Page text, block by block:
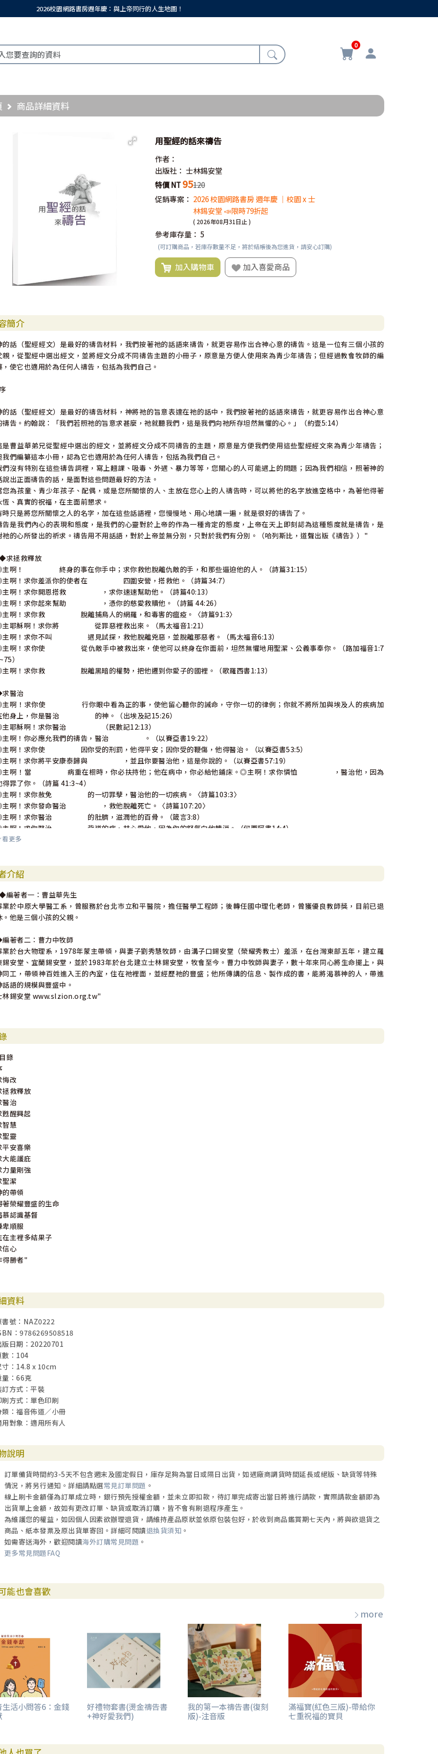
2026校園網路書房週年慶：與上帝同行的人生地圖！
0
商品詳細資料
用聖經的話來禱告
作者：
出版社： 士林錫安堂
特價 NT95120
促銷專案： 2026 校園網路書房 週年慶 ｜校園 x 士
林錫安堂 📣限時79折起
( 2026年08月31日止 )
參考庫存量： 5
(可訂購商品，若庫存數量不足，將於結帳後為您進貨，請安心訂購)
加入購物車 加入喜愛商品
簡介
的話（聖經經文）是最好的禱告材料，我們按著祂的話語來禱告，就更容易作出合神心意的禱告。這是一位有三個小孩的
親，從聖經中選出經文，並將經文分成不同禱告主題的小冊子，原意是方便人使用來為青少年禱告；但經過教會牧師的編
，使它也適用於為任何人禱告，包括為我們自己。
的話（聖經經文）是最好的禱告材料，神將祂的旨意表達在祂的話中，我們按著祂的話語來禱告，就更容易作出合神心意
禱告。約翰說：「我們若照祂的旨意求甚麼，祂就聽我們，這是我們向祂所存坦然無懼的心。」（約壹5:14）
是曹益華弟兄從聖經中選出的經文，並將經文分成不同禱告的主題，原意是方便我們使用這些聖經經文來為青少年禱告；
我們編纂這本小冊，認為它也適用於為任何人禱告，包括為我們自己。
們沒有特別在這些禱告詞裡，寫上翹課、吸毒、外遇、暴力等等，您關心的人可能遇上的問題；因為我們相信，照著神的
說出正面禱告的話，是面對這些問題最好的方法。
您為孩童、青少年孩子、配偶，或是您所關懷的人、主放在您心上的人禱告時，可以將他的名字放進空格中，為著他得著
恆、真實的祝福，在主面前懇求。
時只是將您所關懷之人的名字，加在這些話語裡，您慢慢地、用心地讀一遍，就是很好的禱告了。
告是我們內心的表現和態度，是我們的心靈對於上帝的作為一種肯定的態度，上帝在天上即刻認為這種態度就是禱告，是
祂的心所發出的祈求。禱告用不用話語，對於上帝並無分別，只對於我們有分別。（哈列斯比，道聲出版《禱告》）"
求拯救釋放
啊！ 終身的事在你手中；求你救他脫離仇敵的手，和那些逼迫他的人。（詩篇31:15）
啊！求你差派你的使者在 四圍安營，搭救他。（詩篇34:7）
啊！求你開恩搭救 ，求你速速幫助他。（詩篇40:13）
啊！求你起來幫助 ，憑你的慈愛救贖他。（詩篇 44:26）
啊！求你救 脫離捕鳥人的網羅，和毒害的瘟疫。〈詩篇91:3〉
耶穌啊！求你將 從罪惡裡救出來。（馬太福音1:21）
啊！求你不叫 遇見試探，救他脫離兇惡，並脫離那惡者。（馬太福音6:13）
啊！求你使 從仇敵手中被救出來，使他可以終身在你面前，坦然無懼地用聖潔、公義事奉你。（路加福音1:7
）
啊！求你救 脫離黑暗的權勢，把他遷到你愛子的國裡。（歌羅西書1:13）
醫治
啊！求你使 行你眼中看為正的事，使他留心聽你的誡命，守你一切的律例；你就不將所加與埃及人的疾病加
他身上，你是醫治 的神。（出埃及記15:26）
耶穌啊！求你醫治 （民數記12:13）
啊！你必應允我們的禱告，醫治 。（以賽亞書19:22）
啊！求你使 因你受的刑罰，他得平安；因你受的鞭傷，他得醫治。（以賽亞書53:5）
啊！求你將平安康泰歸與 ，並且你要醫治他，這是你說的。（以賽亞書57:19）
啊！當 病重在榻時，你必扶持他；他在病中，你必給他鋪床。◎主啊！求你憐恤 ，醫治他，因為
得罪了你。（詩篇 41:3~4）
啊！求你赦免 的一切罪孽，醫治他的一切疾病。〈詩篇103:3〉
啊！求你發命醫治 ，救他脫離死亡。〈詩篇107:20〉
啊！求你醫治 的肚臍，滋潤他的百骨。（箴言3:8）
啊！求你醫治 背道的病，甘心愛他，因為你的怒氣向他轉消。（何西阿書14:4）
啊！求你使 敬畏你的名，因此必有公義的日頭出現，其光線（翅膀）有醫治之能；他必出來，跳躍如圈裡的
啊！求你使 懂得彼此認罪，互相代求，好得著醫治。（雅各書5:16）
有比從事代禱，更使我們與基督聯合的了；因為基督今天正在父右邊，從事代禱的工作，為我們代求。
告不是別的，乃只是向主舉起禱告的眼目；禱告不是別的，乃只是躺臥在祂恩典的陽光之下。作基督徒，老實說，就是得
在陽光中佔了一席之地！
列斯比Ole Hallesby"
看更多
介紹
編著者一：曹益華先生
業於中原大學醫工系，曾服務於台北巿立和平醫院，擔任醫學工程師；後轉任國中理化老師，曾獲優良教師獎，目前已退
。他是三個小孩的父親。
著者二：曹力中牧師
業於台大物理系，1978年蒙主帶領，與妻子劉秀慧牧師，由溝子口錫安堂（榮耀秀教士）差派，在台灣東部五年，建立羅
錫安堂、宜蘭錫安堂，並於1983年於台北建立士林錫安堂，牧會至今。曹力中牧師與妻子，數十年來同心將生命擺上，與
同工，帶領神百姓進入王的內室，住在祂裡面，並經歷祂的豐盛；他所傳講的信息、製作成的書，能將渴慕神的人，帶進
話語的規模與豐盛中。
林錫安堂 www.slzion.org.tw"
錄
悔改
拯救釋放
醫治
甦醒興起
智慧
聖靈
平安喜樂
大能護庇
力量剛強
聖潔
的帶領
著榮耀豐盛的生命
慕認識基督
卑順服
在主裡多結果子
信心
得勝者"
資料
書號：NAZ0222
：9786269508518
版日期：20220701
數：104
寸：14.8 x 10cm
量：66克
訂方式：平裝
刷方式：單色印刷
類：福音佈道／小冊
用對象：適用所有人
說明
訂單備貨時間約3-5天不包含週末及國定假日，庫存足夠為當日或隔日出貨，如遇廠商調貨時間延長或絕版、缺貨等特殊
情況，將另行通知。詳細請點選常見訂單問題 。
線上刷卡金額僅為訂單成立時，銀行預先授權金額，並未立即扣款，待訂單完成寄出當日將進行請款，實際請款金額即為
出貨單上金額，故如有更改訂單、缺貨或取消訂購，皆不會有刷退程序產生。
為維護您的權益，如因個人因素欲辦理退貨，請維持產品原狀並依原包裝包好，於收到商品鑑賞期七天內，將與欲退貨之
商品、紙本發票及原出貨單寄回。詳細可閱讀退換貨須知 。
如需寄送海外，歡迎閱讀海外訂購常見問題 。
更多常見問題FAQ
能也會喜歡
more
生活小問答6：金錢 好禮物套書(燙金禱告書
+神好愛我們)
我的第一本禱告書(復刻
版)-注音版
滿福寶(紅色三版)-帶給你
七重祝福的寶貝